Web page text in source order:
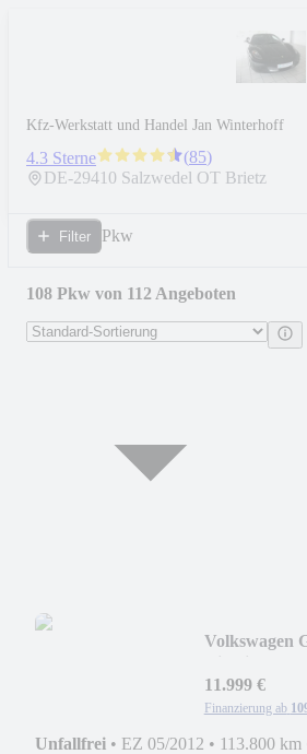
Kfz-Werkstatt und Handel Jan Winterhoff
4.3 Sterne (85)
DE-29410 Salzwedel OT Brietz
Filter Pkw
108 Pkw von 112 Angeboten
Volkswagen
11.999 €
Finanzierung ab
Unfallfrei • EZ 05/2012 • 113.800 km